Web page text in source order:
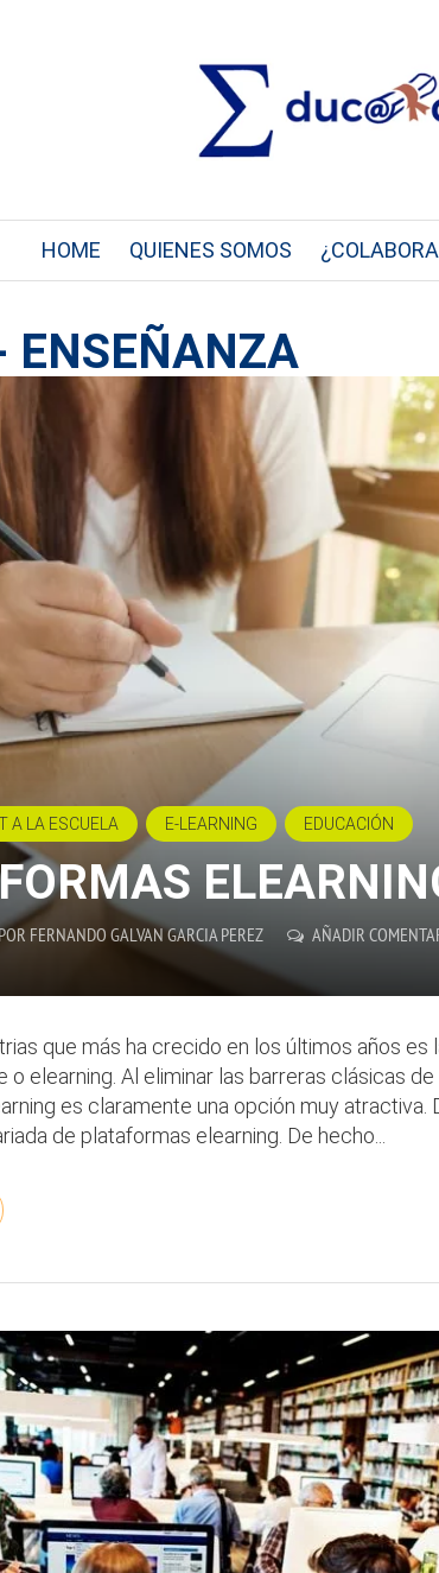
HOME QUIENES SOMOS
ENSEÑANZA
A LA ESCUELA E-LEARNING EDUCACIÓN
FERNANDO GALVAN GARCIA PEREZ AÑADIR
que más ha crecido en los últimos años es
o elearning. Al eliminar las barreras clásicas
es claramente una opción muy atractiva.
de plataformas elearning. De hecho...